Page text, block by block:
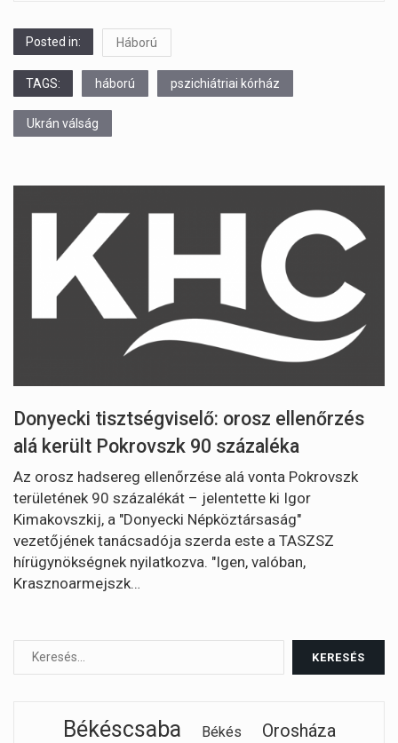
Posted in: Háború
TAGS: háború pszichiátriai kórház
Ukrán válság
Donyecki tisztségviselő: orosz ellenőrzés
alá került Pokrovszk 90 százaléka
Az orosz hadsereg ellenőrzése alá vonta Pokrovszk
területének 90 százalékát – jelentette ki Igor
Kimakovszkij, a "Donyecki Népköztársaság"
vezetőjének tanácsadója szerda este a TASZSZ
hírügynökségnek nyilatkozva. "Igen, valóban,
Krasznoarmejszk…
Békéscsaba Békés
Orosháza